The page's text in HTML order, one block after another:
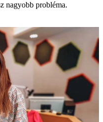
nagyobb probléma.